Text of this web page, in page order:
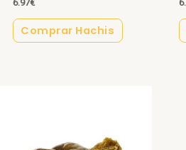
6.97€
Comprar Hachis